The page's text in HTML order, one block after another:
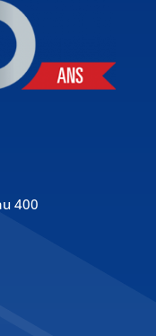
400